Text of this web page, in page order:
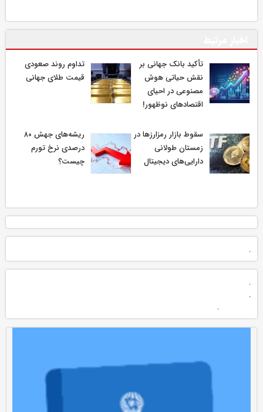
تأکید بانک جهانی بر
نقش حیاتی هوش
مصنوعی در احیای
اقتصادهای نوظهور!
تداوم روند صعودی
قیمت طلای جهانی
سقوط بازار رمزارزها در
زمستان طولانی
دارایی‌های دیجیتال
ریشه‌های جهش ۸۰
درصدی نرخ تورم
چیست؟
.
.
.
.